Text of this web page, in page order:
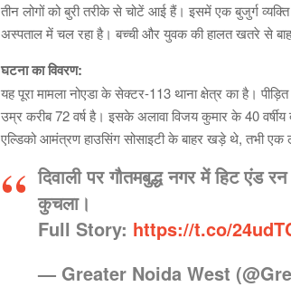
तीन लोगों को बुरी तरीके से चोटें आई हैं। इसमें एक बुजुर्ग
अस्पताल में चल रहा है। बच्ची और युवक की हालत खतरे से
घटना का विवरण:
यह पूरा मामला नोएडा के सेक्टर-113 थाना क्षेत्र का है।
उम्र करीब 72 वर्ष है। इसके अलावा विजय कुमार के 40
एल्डिको आमंत्रण हाउसिंग सोसाइटी के बाहर खड़े थे, तभी
दिवाली पर गौतमबुद्ध नगर में हिट एंड
कुचला।
Full Story: https://t.co/
— Greater Noida West